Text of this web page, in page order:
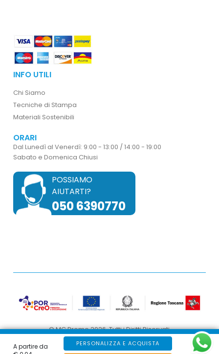
A partire da
PERSONALIZZA E ACQUISTA
INFO UTILI
Chi Siamo
Tecniche di Stampa
Materiali Sostenibili
ORARI
Dal Lunedì al Venerdì: 9:00 - 13:00 / 14:00 - 19:00
Sabato e Domenica Chiusi
POSSIAMO
AIUTARTI?
050 6390770
© MC Promo 2026. Tutti i Diritti Riservati
Web byDibix